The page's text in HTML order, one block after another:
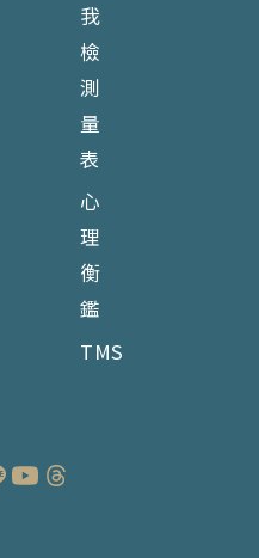
我
檢
測
量
表
心
理
衡
鑑
TMS